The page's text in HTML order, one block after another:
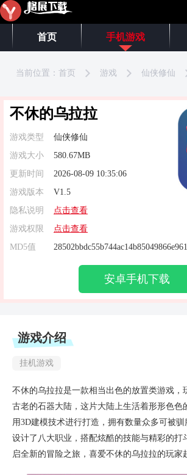
首页 手机游戏
当前位置： 首页 游戏 仙侠修仙
不休的乌拉拉
游戏类型
仙侠修仙
游戏大小
580.67MB
更新时间
2026-08-09 10:35:06
游戏版本
V1.5
隐私说明
点击查看
游戏权限
点击查看
MD5值
28502bbdc55b744ac14b85049866e961
安卓手机下载
游戏介绍
挂机游戏
不休的乌拉拉是一款相当出色的放置类游戏，
古老的石器大陆，这片大陆上生活着形形色色
用3D建模技术进行打造，拥有数量众多可被
设计了八大职业，搭配炫酷的技能与精彩的打
启全新的冒险之旅，喜爱不休的乌拉拉的玩家